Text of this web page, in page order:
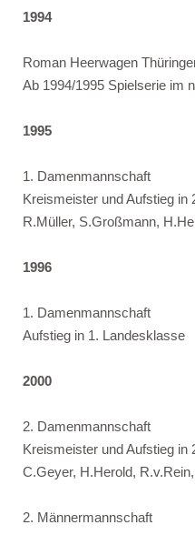
1994
Roman Heerwagen
Ab 1994/1995 Spielserie im
1995
1. Damenmannschaft
Kreismeister und Aufstieg in
R.Müller, S.Großmann,
1996
1. Damenmannschaft
Aufstieg in 1. Landesklasse
2000
2. Damenmannschaft
Kreismeister und Aufstieg in
C.Geyer, H.Herold,
2. Männermannschaft